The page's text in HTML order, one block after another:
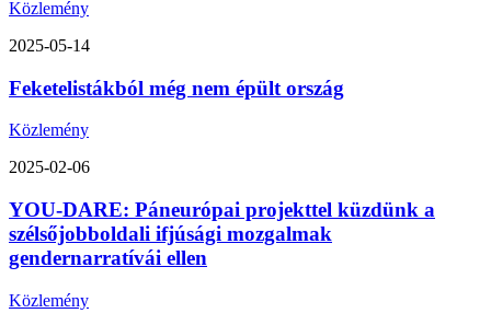
Közlemény
2025-05-14
Feketelistákból még nem épült ország
Közlemény
2025-02-06
YOU-DARE: Páneurópai projekttel küzdünk a
szélsőjobboldali ifjúsági mozgalmak
gendernarratívái ellen
Közlemény